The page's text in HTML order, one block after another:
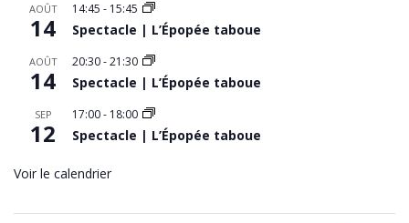
AOÛT
14
14:45 - 15:45
Spectacle | L’Épopée taboue
AOÛT
14
20:30-21:30
Spectacle | L’Épopée taboue
SEP
12
17:00- 18:00
Spectacle | L’Épopée taboue
Voir le calendrier